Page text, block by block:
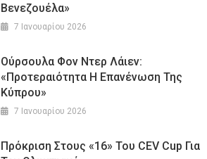
Βενεζουέλα»
7 Ιανουαρίου 2026
Ούρσουλα Φον Ντερ Λάιεν:
«Προτεραιότητα Η Επανένωση Της
Κύπρου»
7 Ιανουαρίου 2026
Πρόκριση Στους «16» Του CEV Cup Για